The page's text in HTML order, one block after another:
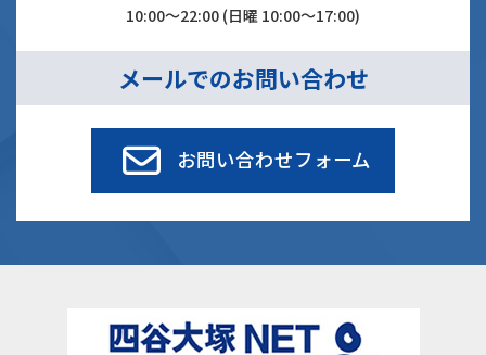
10:00～22:00 (日曜 10:00～17:00)
メールでのお問い合わせ
お問い合わせフォーム